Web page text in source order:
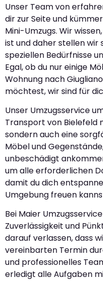
Unser Team von
dir zur Seite und
Mini-Umzugs. Wir
ist und daher stellen wir
speziellen Bedürfnisse
Egal, ob du nur einige
Wohnung nach
möchtest, wir sind für
Unser Umzugsservice
Transport von Bielefeld
sondern auch eine
Möbel und
unbeschädigt
um alle erforderlichen
damit du dich
Umgebung freuen
Bei Maier
Zuverlässigkeit und
darauf verlassen, dass
vereinbarten Termin
und professionelles
erledigt alle Aufgaben